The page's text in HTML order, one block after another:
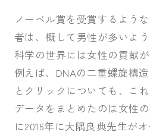
ノーベル賞を受賞するよう
者は、概して男性が多いよ
科学の世界には女性の貢献が
例えば、DNAの二重螺旋構
とクリックについても、こ
データをまとめたのは女性
に2016年に大隅良典先生が